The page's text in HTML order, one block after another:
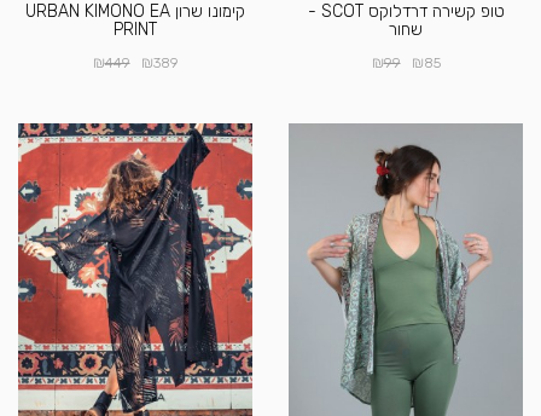
טופ קשירה דרדלוקס SCOT -
שחור
₪85
₪99
קימונו שרון URBAN KIMONO EA
PRINT
₪389
₪449